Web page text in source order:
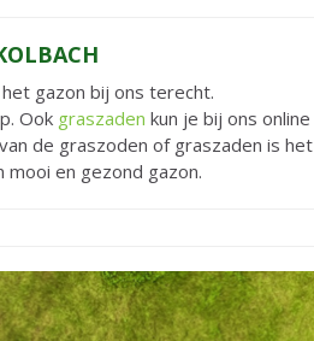
gazon bij ons terecht.
Ook graszaden kun je bij ons online
de graszoden of graszaden is het
en gezond gazon.